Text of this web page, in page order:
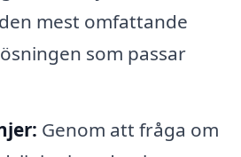
mest omfattande
som passar
Genom att fråga om